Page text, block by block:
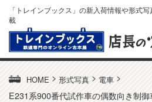
「トレインブックス」の新入荷情報や形式
載
HOME > 形式写真 > 電車 >
E231系900番代試作車の偶数向き制御